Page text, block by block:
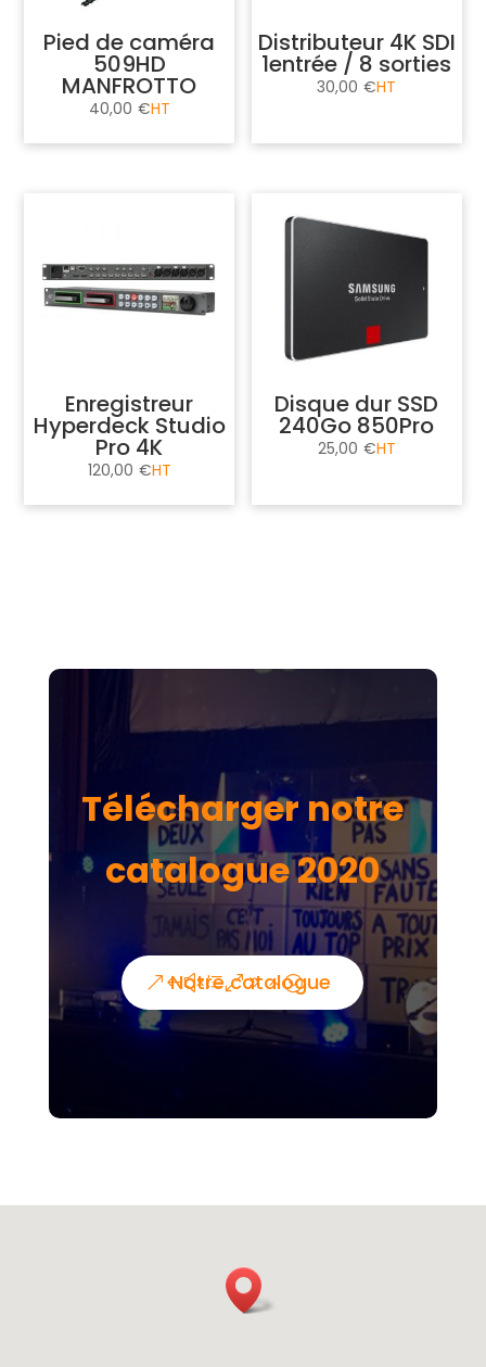
Pied de caméra
509HD
MANFROTTO
40,00 €
Distributeur 4K SDI
1entrée / 8 sorties
30,00 €
Enregistreur
Hyperdeck Studio
Pro 4K
120,00 €
Disque dur SSD
240Go 850Pro
25,00 €
Télécharger notre
catalogue 2020
Notre catalogue